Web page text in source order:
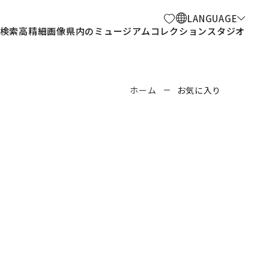
LANGUAGE
索高精細画像県内のミュージアムコレクションスタジオ
ホーム お気に入り